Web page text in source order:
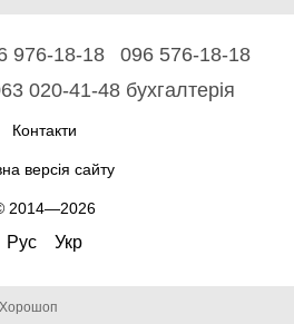
976-18-18
096 576-18-18
020-41-48 бухгалтерія
Контакти
версія сайту
2014—2026
Рус Укр
Хорошоп